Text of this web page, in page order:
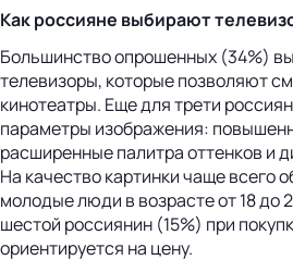
Как россияне выбирают
Большинство опрошенных (34%)
телевизоры, которые позволяют
кинотеатры. Еще для трети
параметры изображения:
расширенные палитра оттенков и
На качество картинки чаще всего
молодые люди в возрасте от 18 до
шестой россиянин (15%) при
ориентируется на цену.